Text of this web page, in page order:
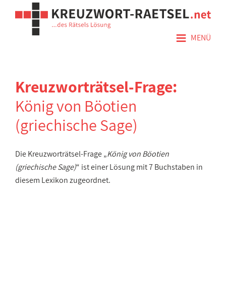
≡ MENÜ
Kreuzworträtsel-Frage:
König von Böotien
(griechische Sage)
Die Kreuzworträtsel-Frage „König von Böotien
(griechische Sage)“ ist einer Lösung mit 7 Buchstaben in
diesem Lexikon zugeordnet.